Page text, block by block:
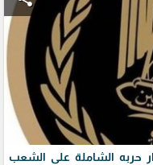
حربه الشاملة على الشعب